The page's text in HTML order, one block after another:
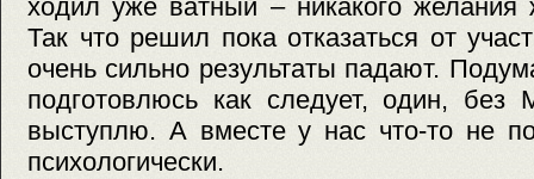
ходил уже ватный – никакого
Так что решил пока отказаться от
очень сильно результаты падают.
подготовлюсь как следует, один,
выступлю. А вместе у нас что-то не
психологически.